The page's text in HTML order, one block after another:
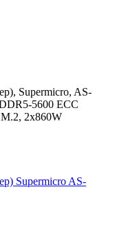
Supermicro, AS-
5600 ECC
2x860W
Supermicro AS-